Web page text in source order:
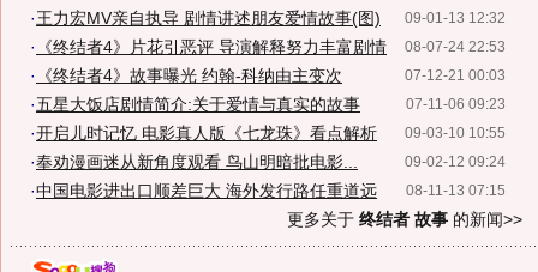
09-01-13 12:32
·王力宏MV亲自执导 剧情讲述朋友爱情故事(图)
08-07-24 22:53
· 《终结者4》片花引恶评 导演解释努力丰富剧情
07-12-21 00:03
· 《终结者4》故事曝光 约翰-科纳由主变次
07-11-06 09:23
·五星大饭店剧情简介:关于爱情与真实的故事
09-03-10 10:55
·开启儿时记忆 电影真人版《七龙珠》看点解析
09-02-12 09:24
·奉劝漫画迷从新角度观看 鸟山明暗批电影...
08-11-13 07:15
·中国电影进出口顺差巨大 海外发行路任重道远
更多关于 终结者 故事 的新闻>>